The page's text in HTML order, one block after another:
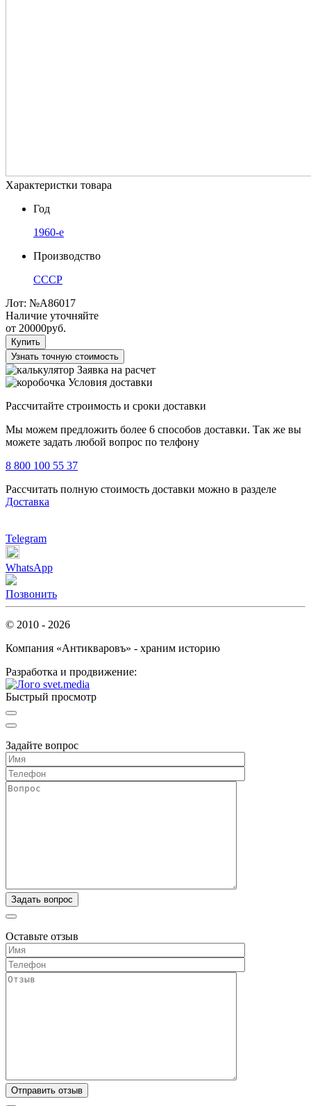
Характеристки товара
Год
1960-е
Производство
СССР
Лот: №А86017
Наличие уточняйте
от 20000руб.
Купить
Узнать точную стоимость
Заявка на расчет
Условия доставки
Рассчитайте строимость и сроки доставки
Мы можем предложить более 6 способов доставки. Так же вы
можете задать любой вопрос по телфону
8 800 100 55 37
Рассчитать полную стоимость доставки можно в разделе
Доставка
Telegram
WhatsApp
Позвонить
© 2010 - 2026
Компания «Антикваровъ» - храним историю
Разработка и продвижение:
Быстрый просмотр
Задайте вопрос
Оставьте отзыв